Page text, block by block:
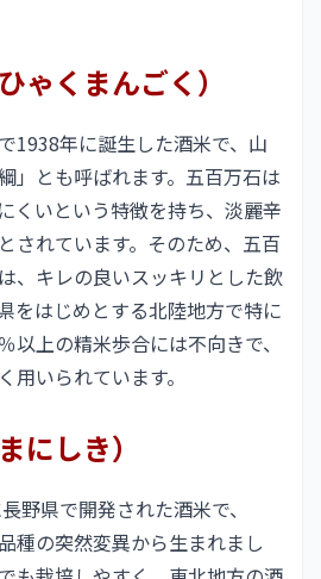
ゃくまんごく）
1938年に誕生した酒米で、山
」とも呼ばれます。五百万石は
くいという特徴を持ち、淡麗辛
されています。そのため、五百
、キレの良いスッキリとした飲
をはじめとする北陸地方で特に
以上の精米歩合には不向きで、
用いられています。
にしき）
野県で開発された酒米で、
種の突然変異から生まれまし